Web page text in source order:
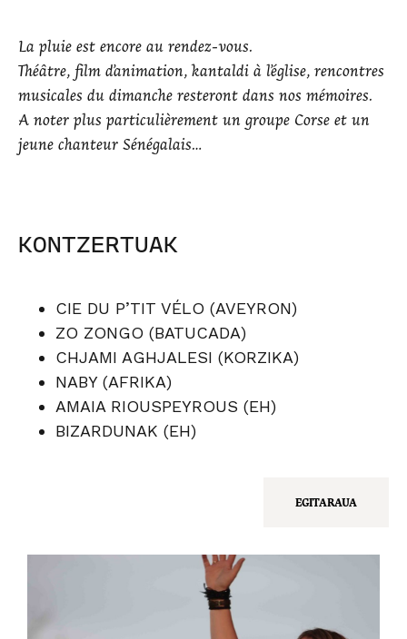
La pluie est encore au rendez-vous.
Théâtre, film d’animation, kantaldi à l’église, rencontres
musicales du dimanche resteront dans nos mémoires.
A noter plus particulièrement un groupe Corse et un
jeune chanteur Sénégalais…
KONTZERTUAK
CIE DU P’TIT VÉLO (AVEYRON)
ZO ZONGO (BATUCADA)
CHJAMI AGHJALESI (KORZIKA)
NABY (AFRIKA)
AMAIA RIOUSPEYROUS (EH)
BIZARDUNAK (EH)
EGITARAUA